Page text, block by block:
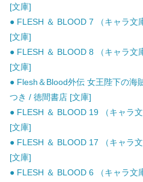
[文庫]
● FLESH ＆ BLOOD 7 （キャラ文
[文庫]
● FLESH ＆ BLOOD 8 （キャラ文
[文庫]
● Flesh＆Blood外伝 女王陛下の海
つき / 徳間書店 [文庫]
● FLESH ＆ BLOOD 19 （キャラ
[文庫]
● FLESH ＆ BLOOD 17 （キャラ
[文庫]
● FLESH ＆ BLOOD 6 （キャラ文